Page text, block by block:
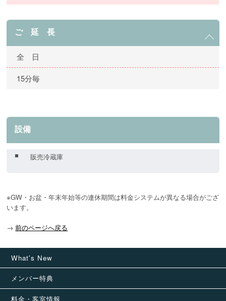
ご 延 長
全 日
15分毎
設備
販売冷蔵庫
※GW・お盆・年末年始等の連休期間は料金システムが異なる場合がござ
います。
→ 前のページへ戻る
What's New
メンバー特典
料金・客室情報